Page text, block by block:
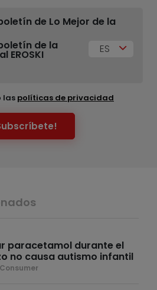
de Lo Mejor de la
de la
EROSKI ES
las políticas de privacidad
paracetamol durante el
no causa autismo infantil
Consumer